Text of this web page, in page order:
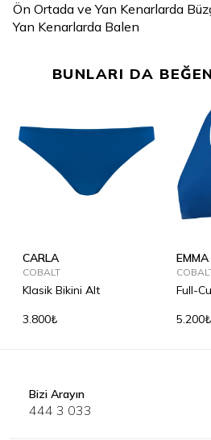
Ön Ortada ve Yan Kenarlarda
Yan Kenarlarda Balen
BUNLARI DA
CARLA
COBALT
Klasik Bikini Alt
3.800₺
EMMA
Full-
5.200₺
Bizi Arayın
444 3 033